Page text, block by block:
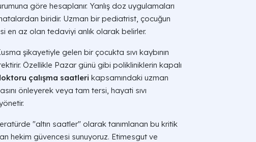
göre hesaplanır. Yanlış doz uygulamaları
biridir. Uzman bir pediatrist, çocuğun
en az olan tedaviyi anlık olarak belirler.
şikayetiyle gelen bir çocukta sıvı kaybının
Özellikle Pazar günü gibi polikliniklerin kapalı
çalışma saatleri kapsamındaki uzman
önleyerek veya tam tersi, hayati sıvı
"altın saatler" olarak tanımlanan bu kritik
hekim güvencesi sunuyoruz. Etimesgut ve